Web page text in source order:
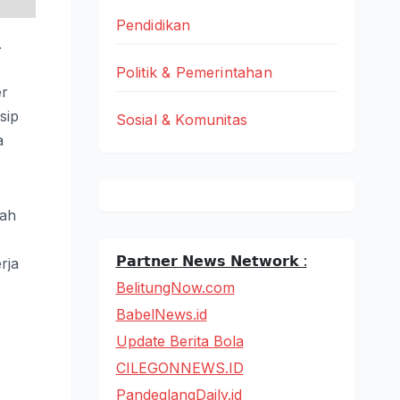
Pendidikan
Politik & Pemerintahan
Sosial & Komunitas
𝗣𝗮𝗿𝘁𝗻𝗲𝗿 𝗡𝗲𝘄𝘀 𝗡𝗲𝘁𝘄𝗼𝗿𝗸 :
BelitungNow.com
BabelNews.id
Update Berita Bola
CILEGONNEWS.ID
PandeglangDaily.id